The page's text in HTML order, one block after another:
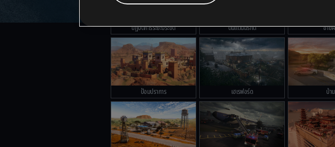
ปฏิบัติการระยะประชิด ดินแดนมรกต ชาย
ป้อมปราการ เฮเรฟอร์ด บ้าน